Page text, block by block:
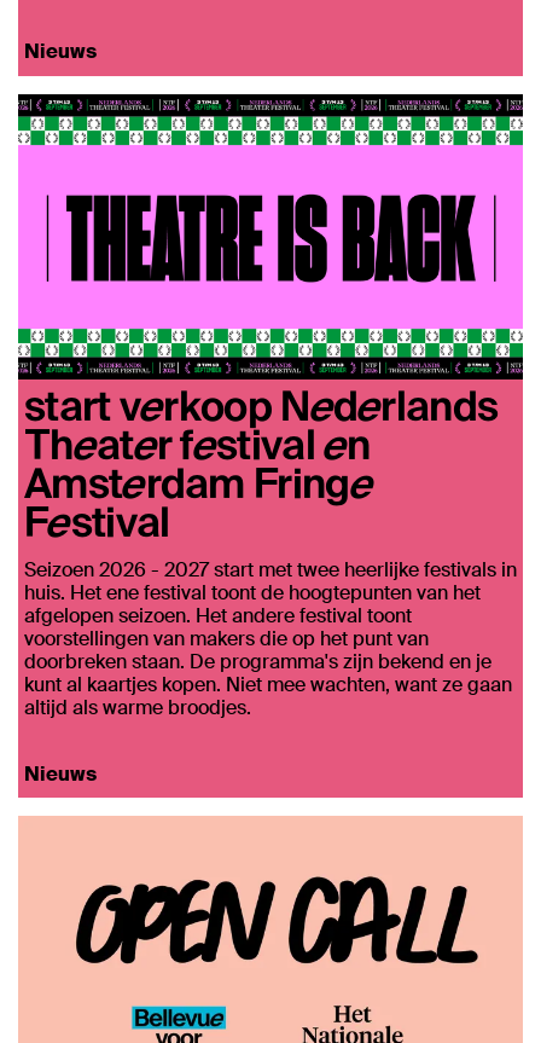
Nieuws
start verkoop Nederlands
Theater festival en
Amsterdam Fringe
Festival
Seizoen 2026 - 2027 start met twee heerlijke festivals in
huis. Het ene festival toont de hoogtepunten van het
afgelopen seizoen. Het andere festival toont
voorstellingen van makers die op het punt van
doorbreken staan. De programma's zijn bekend en je
kunt al kaartjes kopen. Niet mee wachten, want ze gaan
altijd als warme broodjes.
Nieuws